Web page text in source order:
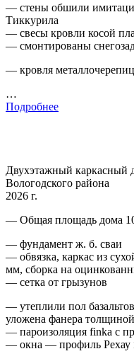
— стены обшили
Тиккурила
— свесы кровли косой
— смонтированы
— кровля
…
Подробнее
Двухэтажный каркасный
Вологодского района
2026 г.
— Общая площадь дома
— фундамент ж. б. сваи
— обвязка, каркас из
мм, сборка на
— сетка от грызунов
— утеплили пол
уложена фанера
— пароизоляция finka с
— окна — профиль Рехау